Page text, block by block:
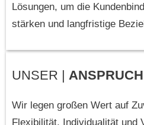
Lösungen, um die
stärken und langfristige
UNSER | ANSPRUCH
Wir legen großen Wert auf
Flexibilität, Individualität und